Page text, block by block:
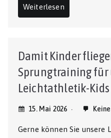
Weiterlesen
Damit Kinder
Sprungtraining für
Leichtathletik-Kids
15. Mai 2026
Gerne können Sie